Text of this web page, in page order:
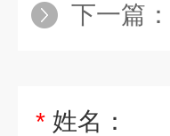
下一篇：
* 姓名：